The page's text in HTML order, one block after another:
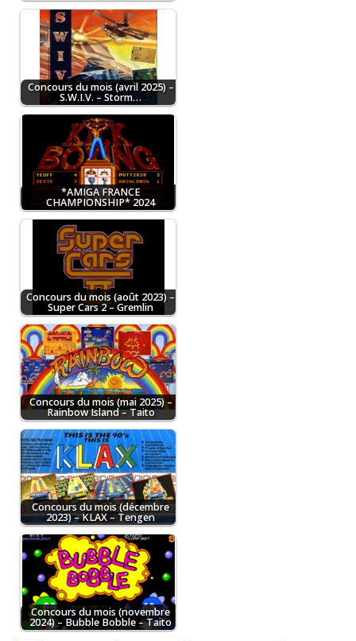
Concours du mois (avril 2025) –
S.W.I.V. – Storm…
*AMIGA FRANCE
CHAMPIONSHIP* 2024
Concours du mois (août 2023) –
Super Cars 2 – Gremlin
Concours du mois (mai 2025) –
Rainbow Island – Taito
Concours du mois (décembre
2023) – KLAX – Tengen
Concours du mois (novembre
2024) – Bubble Bobble – Taito